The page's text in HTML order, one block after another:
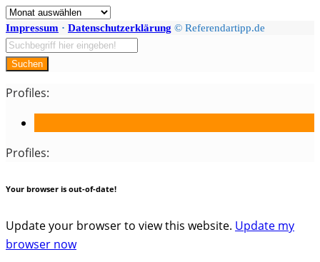
Monatsarchiv
Impressum · Datenschutzerklärung © Referendartipp.de
Suchen
Profiles:
Profiles:
Your browser is out-of-date!
Update your browser to view this website. Update my
browser now